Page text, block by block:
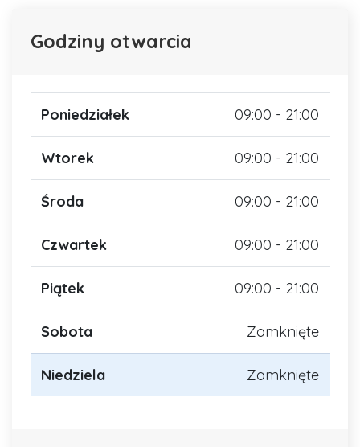
Godziny otwarcia
Poniedziałek 09:00 - 21:00
Wtorek 09:00 - 21:00
Środa 09:00 - 21:00
Czwartek 09:00 - 21:00
Piątek 09:00 - 21:00
Sobota Zamknięte
Niedziela Zamknięte